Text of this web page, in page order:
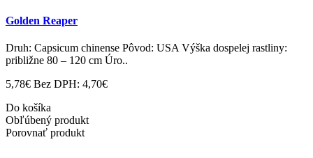
Golden Reaper
Druh: Capsicum chinense Pôvod: USA Výška dospelej rastliny:
približne 80 – 120 cm Úro..
5,78€ Bez DPH: 4,70€
Do košíka
Obľúbený produkt
Porovnať produkt